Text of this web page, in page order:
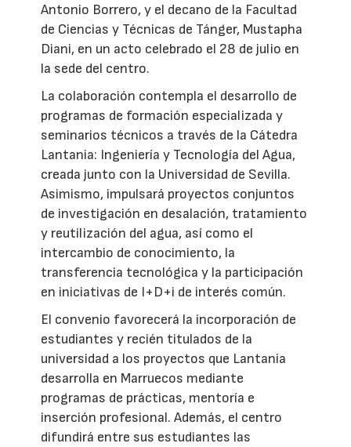
Antonio Borrero, y el decano de la Facultad
de Ciencias y Técnicas de Tánger, Mustapha
Diani, en un acto celebrado el 28 de julio en
la sede del centro.
La colaboración contempla el desarrollo de
programas de formación especializada y
seminarios técnicos a través de la Cátedra
Lantania: Ingeniería y Tecnología del Agua,
creada junto con la Universidad de Sevilla.
Asimismo, impulsará proyectos conjuntos
de investigación en desalación, tratamiento
y reutilización del agua, así como el
intercambio de conocimiento, la
transferencia tecnológica y la participación
en iniciativas de I+D+i de interés común.
El convenio favorecerá la incorporación de
estudiantes y recién titulados de la
universidad a los proyectos que Lantania
desarrolla en Marruecos mediante
programas de prácticas, mentoría e
inserción profesional. Además, el centro
difundirá entre sus estudiantes las